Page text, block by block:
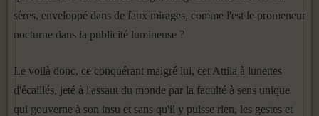
sères, enveloppé dans de faux mirages, comme l'est le promeneur
noc­turne dans la publicité lumineuse ?
Le voilà donc, ce conquérant malgré lui, cet Attila à lunettes
d'écaillés, jeté à l'assaut du monde par la faculté à sens unique
qui gouverne à son insu et sans qu'il y puisse rien, les gestes et